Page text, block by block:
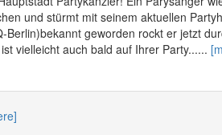
und stürmt mit seinem aktuellen
Berlin)bekannt geworden rockt er jetzt
vielleicht auch bald auf Ihrer Party......